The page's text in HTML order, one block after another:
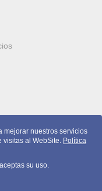
Valdés
mejorar nuestros servicios
visitas al WebSite. Política
su uso.